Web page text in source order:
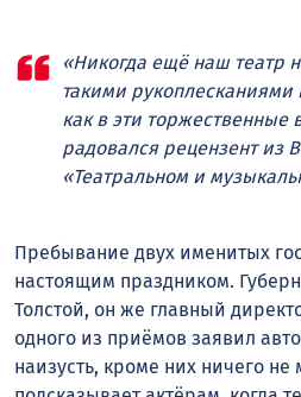
«Никогда ещё наш театр
такими
как в эти торжественные
радовался рецензент из
«Театральном и
Пребывание двух именитых
настоящим праздником.
Толстой, он же главный
одного из приёмов заявил
наизусть, кроме них ничего не